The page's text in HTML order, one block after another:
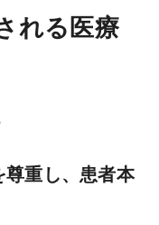
れる医療
重し、患者本